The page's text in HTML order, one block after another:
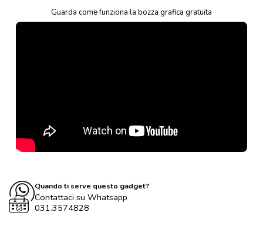
Guarda come funziona la bozza grafica gratuita
Quando ti serve questo gadget?
Contattaci su Whatsapp
031.3574828